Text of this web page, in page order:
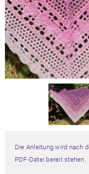
Die Anleitung wird nach
PDF-Datei bereit stehen.